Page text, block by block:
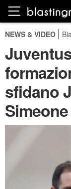
NEWS & VIDEO
sfidano
Simeone